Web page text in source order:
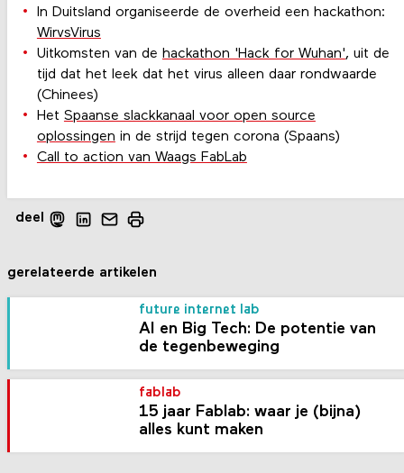
In Duitsland organiseerde de overheid een hackathon:
WirvsVirus
Uitkomsten van de hackathon 'Hack for Wuhan', uit de
tijd dat het leek dat het virus alleen daar rondwaarde
(Chinees)
Het Spaanse slackkanaal voor open source
oplossingen in de strijd tegen corona (Spaans)
Call to action van Waags FabLab
deel
gerelateerde artikelen
future internet lab
AI en Big Tech: De potentie van
de tegenbeweging
fablab
15 jaar Fablab: waar je (bijna)
alles kunt maken